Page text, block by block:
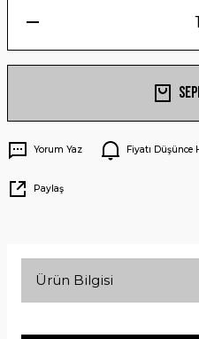
Yorum Yaz Fiyatı Düşünce
Paylaş
Ürün Bilgisi